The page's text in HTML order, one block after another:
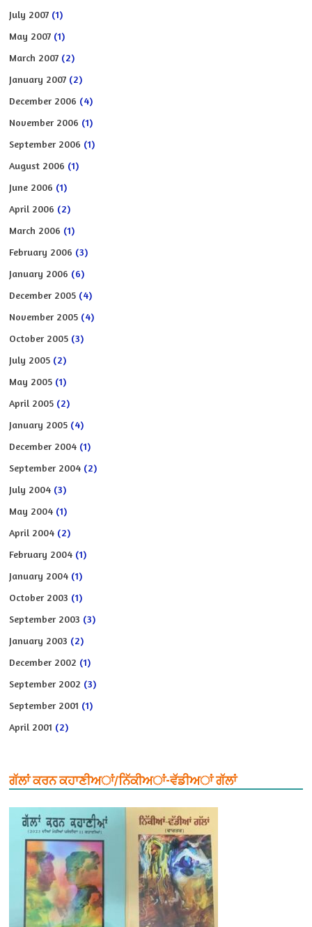
July 2007 (1)
May 2007 (1)
March 2007 (2)
January 2007 (2)
December 2006 (4)
November 2006 (1)
September 2006 (1)
August 2006 (1)
June 2006 (1)
April 2006 (2)
March 2006 (1)
February 2006 (3)
January 2006 (6)
December 2005 (4)
November 2005 (4)
October 2005 (3)
July 2005 (2)
May 2005 (1)
April 2005 (2)
January 2005 (4)
December 2004 (1)
September 2004 (2)
July 2004 (3)
May 2004 (1)
April 2004 (2)
February 2004 (1)
January 2004 (1)
October 2003 (1)
September 2003 (3)
January 2003 (2)
December 2002 (1)
September 2002 (3)
September 2001 (1)
April 2001 (2)
ਗੱਲਾਂ ਕਰਨ ਕਹਾਣੀਅਾਂ/ਨਿੱਕੀਅਾਂ-ਵੱਡੀਅਾਂ ਗੱਲਾਂ